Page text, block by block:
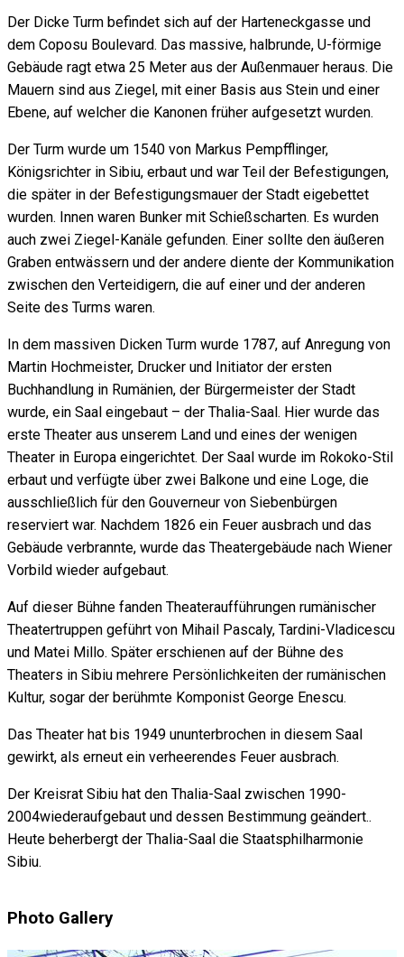
Der Dicke Turm befindet sich auf der Harteneckgasse und
dem Coposu Boulevard. Das massive, halbrunde, U-förmige
Gebäude ragt etwa 25 Meter aus der Außenmauer heraus. Die
Mauern sind aus Ziegel, mit einer Basis aus Stein und einer
Ebene, auf welcher die Kanonen früher aufgesetzt wurden.
Der Turm wurde um 1540 von Markus Pempfflinger,
Königsrichter in Sibiu, erbaut und war Teil der Befestigungen,
die später in der Befestigungsmauer der Stadt eigebettet
wurden. Innen waren Bunker mit Schießscharten. Es wurden
auch zwei Ziegel-Kanäle gefunden. Einer sollte den äußeren
Graben entwässern und der andere diente der Kommunikation
zwischen den Verteidigern, die auf einer und der anderen
Seite des Turms waren.
In dem massiven Dicken Turm wurde 1787, auf Anregung von
Martin Hochmeister, Drucker und Initiator der ersten
Buchhandlung in Rumänien, der Bürgermeister der Stadt
wurde, ein Saal eingebaut – der Thalia-Saal. Hier wurde das
erste Theater aus unserem Land und eines der wenigen
Theater in Europa eingerichtet. Der Saal wurde im Rokoko-Stil
erbaut und verfügte über zwei Balkone und eine Loge, die
ausschließlich für den Gouverneur von Siebenbürgen
reserviert war. Nachdem 1826 ein Feuer ausbrach und das
Gebäude verbrannte, wurde das Theatergebäude nach Wiener
Vorbild wieder aufgebaut.
Auf dieser Bühne fanden Theateraufführungen rumänischer
Theatertruppen geführt von Mihail Pascaly, Tardini-Vladicescu
und Matei Millo. Später erschienen auf der Bühne des
Theaters in Sibiu mehrere Persönlichkeiten der rumänischen
Kultur, sogar der berühmte Komponist George Enescu.
Das Theater hat bis 1949 ununterbrochen in diesem Saal
gewirkt, als erneut ein verheerendes Feuer ausbrach.
Der Kreisrat Sibiu hat den Thalia-Saal zwischen 1990-
2004wiederaufgebaut und dessen Bestimmung geändert..
Heute beherbergt der Thalia-Saal die Staatsphilharmonie
Sibiu.
Photo Gallery